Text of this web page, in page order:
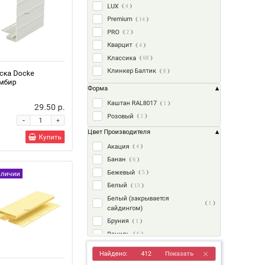
Docke
29.50 р.
+
-
Купить
LUX 4
Premium 14
PRO 2
Кварцит 4
Классика 68
Клинкер Балтик 8
Оптима 8
Стоун Хаус Сланец
Стоун Хаус Таганай
Тимберблок Дуб
Тимберблок Ель
Тимберблок Кедр
Тимберблок Ясень
Хокла Лиственница
Форма
Каштан RAL8017
1
Розовый 1
Цвет Производителя
Акация
4
Банан 6
Бежевый 5
Белый 13
Белый (закрывается
сайдингом)
1
Бруния 1
Ваниль 6
Вереск 4
Высокогорный 2
Найдено: 412 Показать